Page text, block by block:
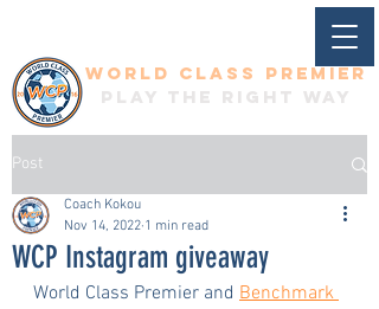
World Class Premier
Play the right way
Post
WCP Instagram giveaway
Coach Kokou
Nov 14, 2022 1 min read
World Class Premier and Benchmark